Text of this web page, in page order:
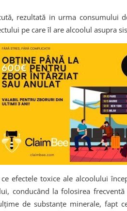
rezultată in urma consumului
pe care îl are alcoolul asupra
efectele toxice ale alcoolului
conducând la folosirea
de substanțe minerale, fapt